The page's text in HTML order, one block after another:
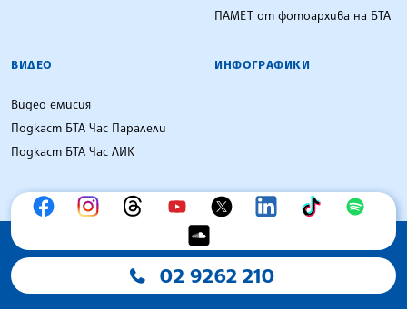
ПАМЕТ от фотоархива на БТА
ВИДЕО
Видео емисия
Подкаст БТА Час Паралели
Подкаст БТА Час ЛИК
ИНФОГРАФИКИ
02 9262 210